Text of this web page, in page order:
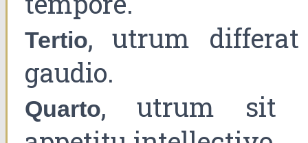
Tertio, utrum
gaudio.
Quarto, utrum sit